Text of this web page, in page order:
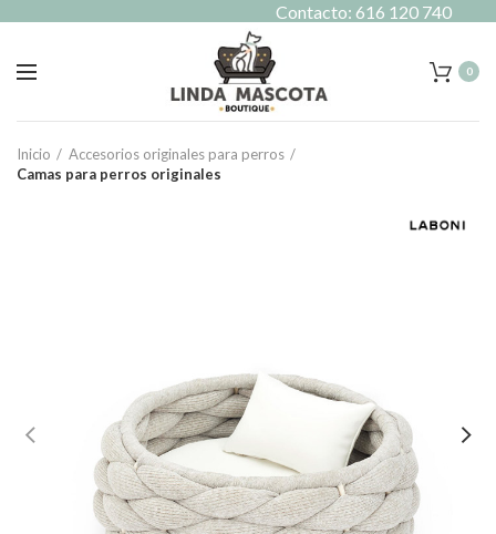
0
Inicio
Accesorios originales para perros
Camas para perros originales
Contacto: 616 120 740